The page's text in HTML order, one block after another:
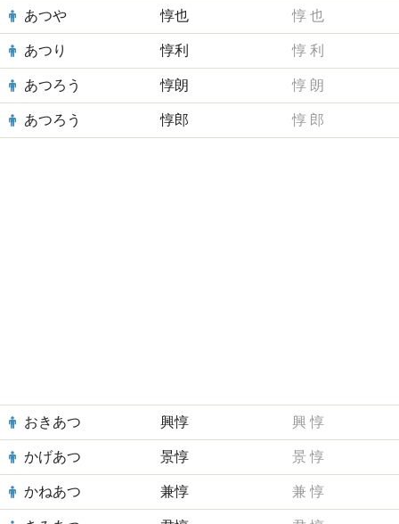
あつや 惇也 惇 也
あつり 惇利 惇 利
あつろう 惇朗 惇 朗
あつろう 惇郎 惇 郎
おきあつ 興惇 興 惇
かげあつ 景惇 景 惇
かねあつ 兼惇 兼 惇